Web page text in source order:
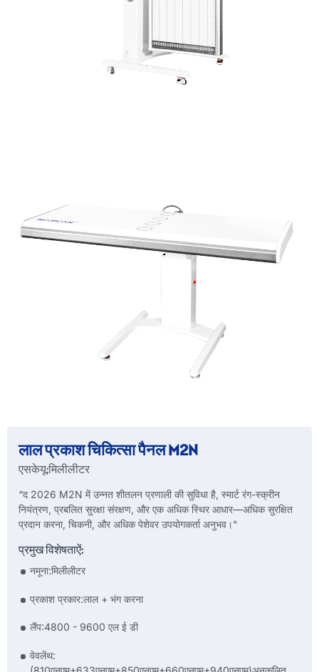
लाल प्रकाश चिकित्सा पैनल M2N
एसकेयू:मिलीलीटर
“द 2026 M2N में उन्नत शीतलन प्रणाली की सुविधा है, स्मार्ट रंग-स्क्रीन
नियंत्रण, प्रबलित सुरक्षा संरक्षण, और एक अधिक स्थिर आधार—अधिक सुरक्षित
प्रदान करना, चिकनी, और अधिक पेशेवर उपयोगकर्ता अनुभव।"
प्रमुख विशेषताऐं:
नमूना:मिलीलीटर
प्रकाश प्रकार:लाल + भंग करना
लैंप:4800 - 9600 एल ई डी
वेवलेंथ: